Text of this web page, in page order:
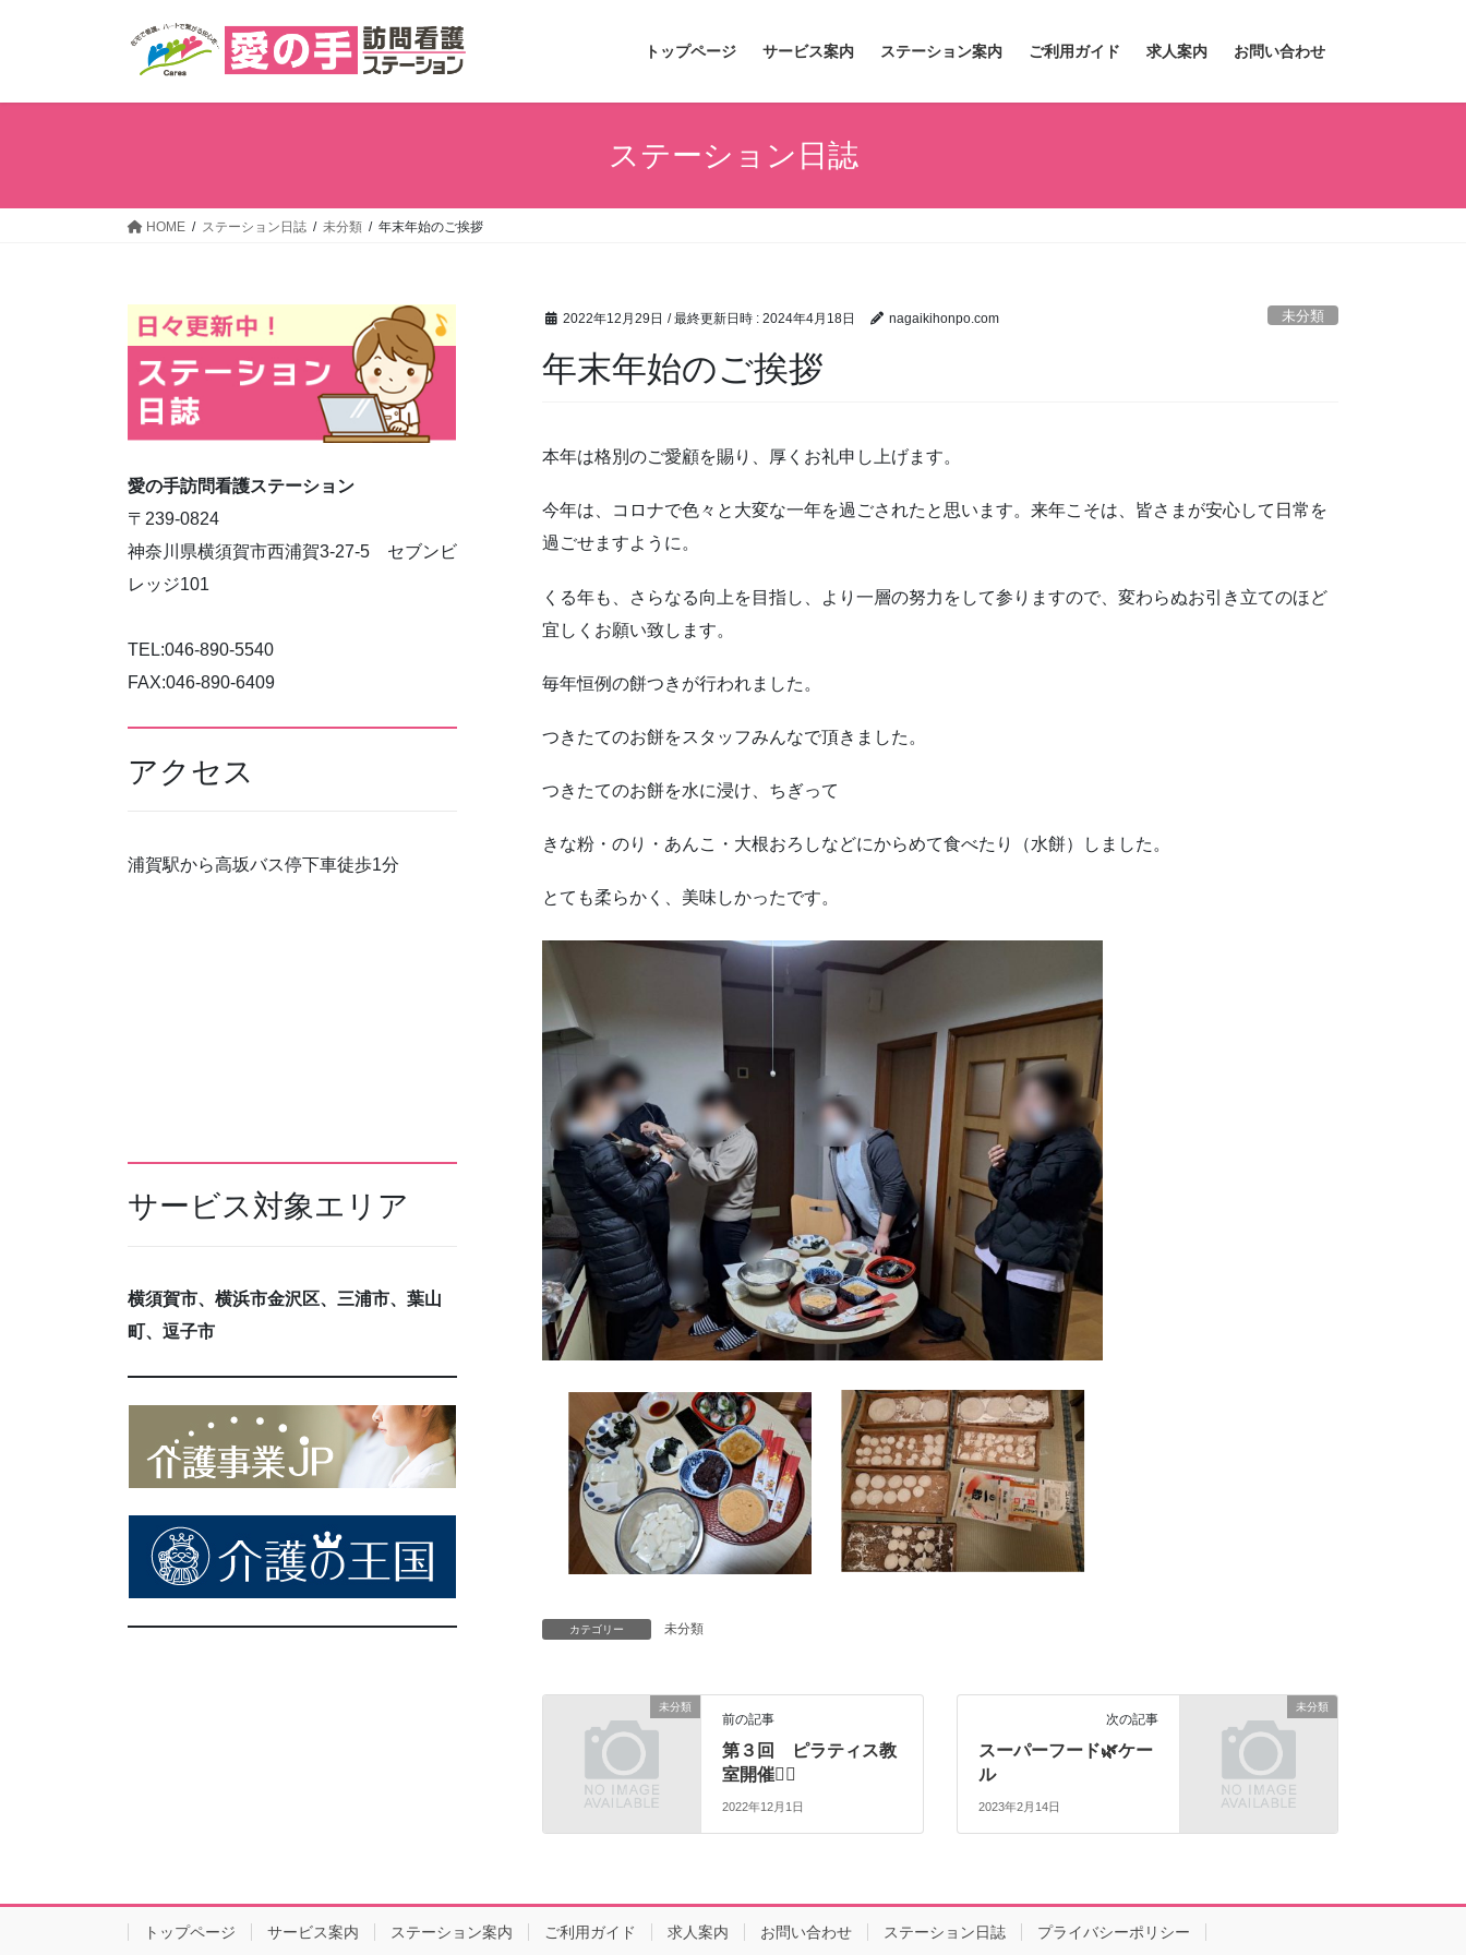
トップページ サービス案内 ステーション案内 ご利用ガイド 求人案内 お問い合わせ
ステーション日誌
HOME ステーション日誌 未分類 年末年始のご挨拶
2022年12月29日 / 最終更新日時 : 2024年4月18日 nagaikihonpo.com 未分類
年末年始のご挨拶
本年は格別のご愛顧を賜り、厚くお礼申し上げます。
今年は、コロナで色々と大変な一年を過ごされたと思います。来年こそは、皆さまが安心して日常を
過ごせますように。
くる年も、さらなる向上を目指し、より一層の努力をして参りますので、変わらぬお引き立てのほど
宜しくお願い致します。
毎年恒例の餅つきが行われました。
つきたてのお餅をスタッフみんなで頂きました。
つきたてのお餅を水に浸け、ちぎって
きな粉・のり・あんこ・大根おろしなどにからめて食べたり（水餅）しました。
とても柔らかく、美味しかったです。
カテゴリー 未分類
未分類
前の記事
第３回 ピラティス教
室開催🧘‍♂️
2022年12月1日
未分類
次の記事
スーパーフード🌿ケー
ル
2023年2月14日
愛の手訪問看護ステーション
〒239-0824
神奈川県横須賀市西浦賀3-27-5 セブンビ
レッジ101
TEL:046-890-5540
FAX:046-890-6409
アクセス
浦賀駅から高坂バス停下車徒歩1分
サービス対象エリア
横須賀市、横浜市金沢区、三浦市、葉山
町、逗子市
トップページ サービス案内 ステーション案内 ご利用ガイド 求人案内 お問い合わせ ステーション日誌 プライバシーポリシー